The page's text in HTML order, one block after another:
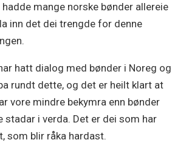
hadde mange norske bønder allereie
inn det dei trengde for denne
hatt dialog med bønder i Noreg og
rundt dette, og det er heilt klart at
vore mindre bekymra enn bønder
stadar i verda. Det er dei som har
som blir råka hardast.